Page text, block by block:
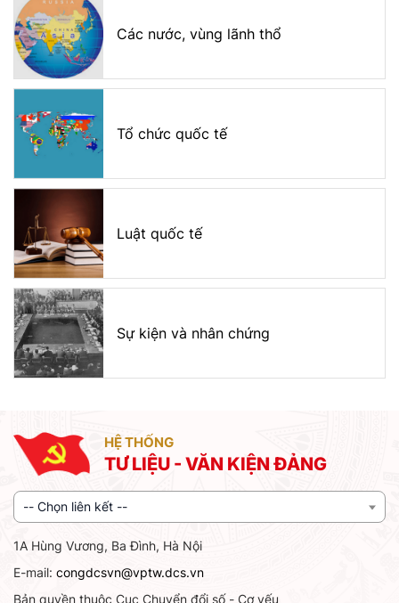
Các nước, vùng lãnh thổ
Tổ chức quốc tế
Luật quốc tế
Sự kiện và nhân chứng
HỆ THỐNG
TƯ LIỆU - VĂN KIỆN ĐẢNG
-- Chọn liên kết --
1A Hùng Vương, Ba Đình, Hà Nội
E-mail: congdcsvn@vptw.dcs.vn
Bản quyền thuộc Cục Chuyển đổi số - Cơ yếu